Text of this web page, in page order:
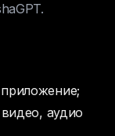
аудио